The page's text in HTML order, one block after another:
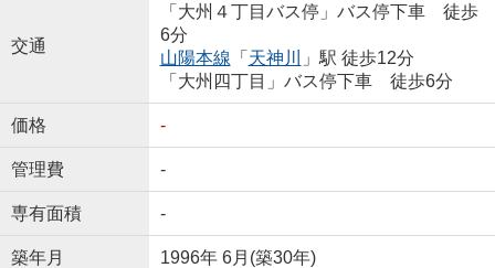
交通
「大州４丁目バス停」バス停下車 徒歩
6分
山陽本線 「 天神川
」駅 徒歩12分
「大州四丁目」バス停下車 徒歩6分
価格 -
管理費 -
専有面積 -
築年月 1996年 6月(築30年)